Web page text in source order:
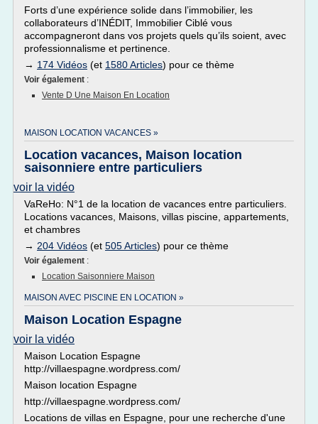
Forts d’une expérience solide dans l’immobilier, les
collaborateurs d’INÉDIT, Immobilier Ciblé vous
accompagneront dans vos projets quels qu’ils soient, avec
professionnalisme et pertinence.
→ 174 Vidéos (et 1580 Articles) pour ce thème
Voir également :
Vente D Une Maison En Location
MAISON LOCATION VACANCES »
Location vacances, Maison location
saisonniere entre particuliers
voir la vidéo
VaReHo: N°1 de la location de vacances entre particuliers.
Locations vacances, Maisons, villas piscine, appartements,
et chambres
→ 204 Vidéos (et 505 Articles) pour ce thème
Voir également :
Location Saisonniere Maison
MAISON AVEC PISCINE EN LOCATION »
Maison Location Espagne
voir la vidéo
Maison Location Espagne
http://villaespagne.wordpress.com/
Maison location Espagne
http://villaespagne.wordpress.com/
Locations de villas en Espagne, pour une recherche d'une